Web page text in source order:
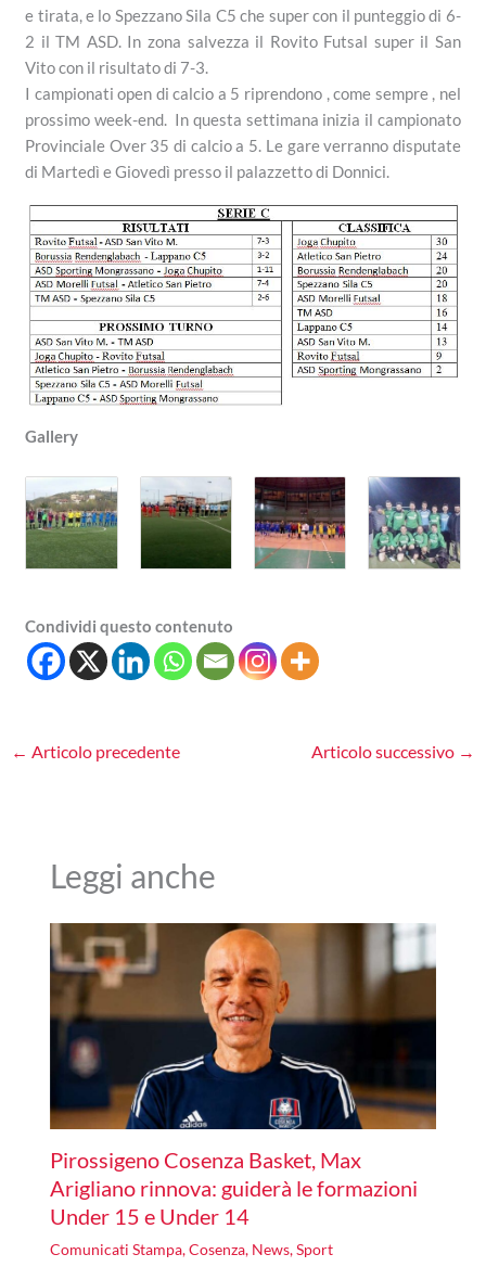
e tirata, e lo Spezzano Sila C5 che super con il punteggio di 6-
2 il TM ASD. In zona salvezza il Rovito Futsal super il San
Vito con il risultato di 7-3.
I campionati open di calcio a 5 riprendono , come sempre , nel
prossimo week-end. In questa settimana inizia il campionato
Provinciale Over 35 di calcio a 5. Le gare verranno disputate
di Martedì e Giovedì presso il palazzetto di Donnici.
Gallery
Condividi questo contenuto
← Articolo precedente Articolo successivo →
Leggi anche
Pirossigeno Cosenza Basket, Max
Arigliano rinnova: guiderà le formazioni
Under 15 e Under 14
Comunicati Stampa,Cosenza, News,Sport